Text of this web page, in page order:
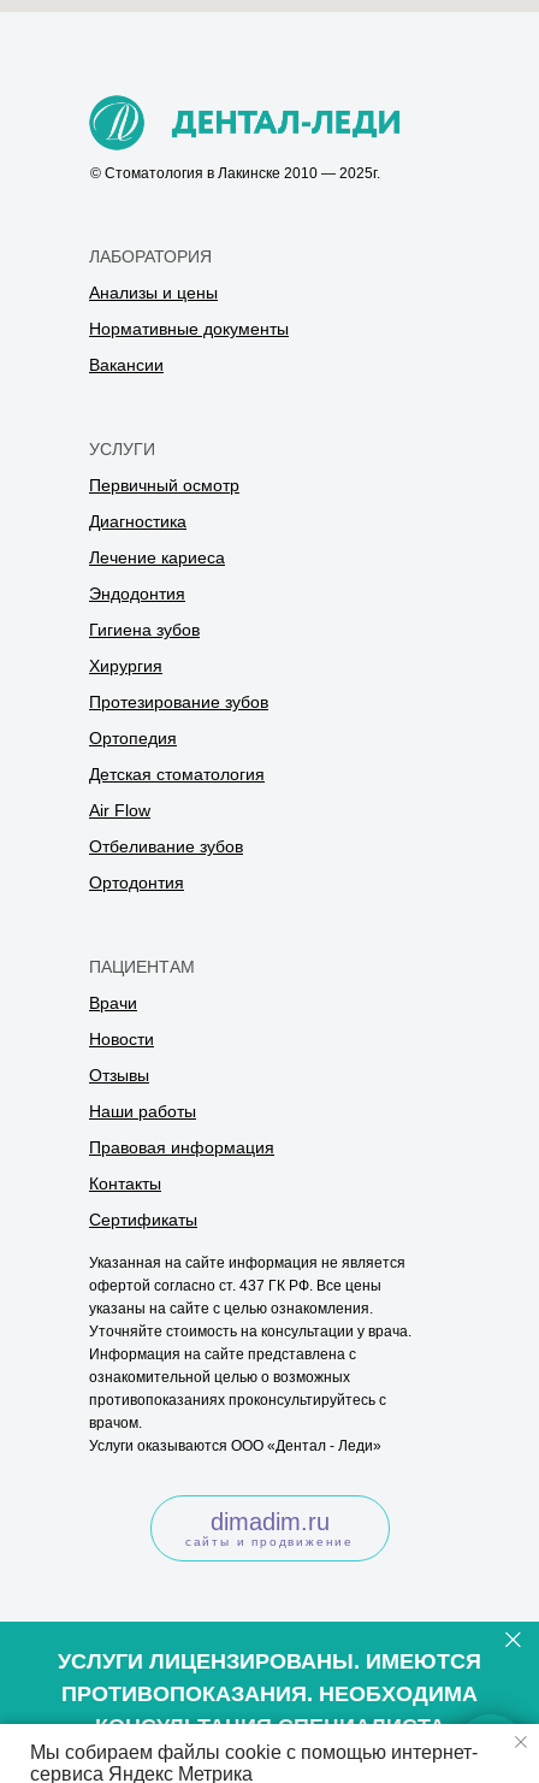
© Стоматология в Лакинске 2010 — 2025г.
ЛАБОРАТОРИЯ
УСЛУГИ
ПАЦИЕНТАМ
Анализы и цены
Нормативные документы
Вакансии
Первичный осмотр
Диагностика
Лечение кариеса
Гигиена зубов
Врачи
Новости
Отзывы
Наши работы
Хирургия
Протезирование зубов
Ортопедия
Детская стоматология
Ортодонтия
Эндодонтия
Правовая информация
Контакты
Указанная на сайте информация не является
офертой согласно ст. 437 ГК РФ. Все цены
указаны на сайте с целью ознакомления.
Уточняйте стоимость на консультации у врача.
Информация на сайте представлена с
ознакомительной целью о возможных
противопоказаниях проконсультируйтесь с
врачом.
Услуги оказываются ООО «Дентал - Леди»
Air Flow
Сертификаты
Отбеливание зубов
dimadim.ru
сайты и продвижение
УСЛУГИ ЛИЦЕНЗИРОВАНЫ. ИМЕЮТСЯ
ПРОТИВОПОКАЗАНИЯ. НЕОБХОДИМА
КОНСУЛЬТАЦИЯ СПЕЦИАЛИСТА
Мы собираем файлы cookie с помощью интернет-
сервиса Яндекс Метрика